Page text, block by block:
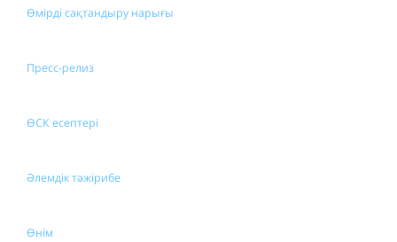
Өмірді сақтандыру нарығы
Пресс-релиз
ӨСК есептері
Әлемдік тәжірибе
Өнім